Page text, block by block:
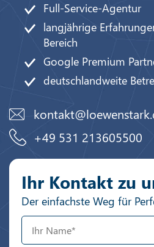
Full-Service-Agentur
langjährige
Bereich
Google Premium
deutschlandweite
+49 531 213605500
Ihr Kontakt zu
Der einfachste Weg für